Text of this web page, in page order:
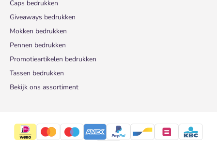
Caps bedrukken
Giveaways bedrukken
Mokken bedrukken
Pennen bedrukken
Promotieartikelen bedrukken
Tassen bedrukken
Bekijk ons assortiment